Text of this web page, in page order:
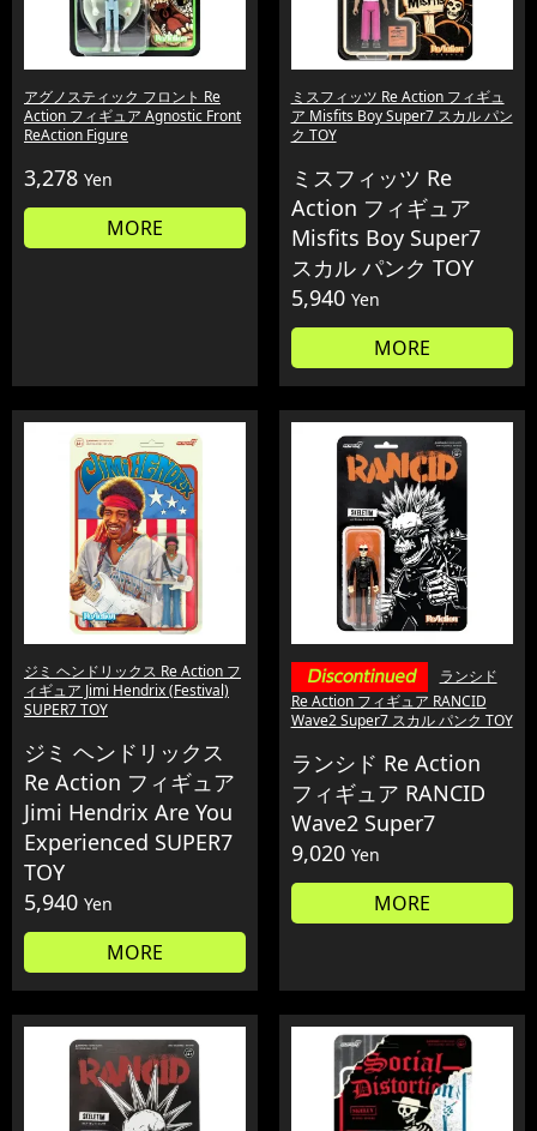
アグノスティック フロント Re
Action フィギュア Agnostic Front
ReAction Figure
3,278 Yen
MORE
ミスフィッツ Re Action フィギュ
ア Misfits Boy Super7 スカル パン
ク TOY
ミスフィッツ Re
Action フィギュア
Misfits Boy Super7
スカル パンク TOY
5,940 Yen
MORE
ジミ ヘンドリックス Re Action フ
ィギュア Jimi Hendrix (Festival)
SUPER7 TOY
ジミ ヘンドリックス
Re Action フィギュア
Jimi Hendrix Are You
Experienced SUPER7
TOY
5,940 Yen
MORE
ランシド
Re Action フィギュア RANCID
Wave2 Super7 スカル パンク TOY
ランシド Re Action
フィギュア RANCID
Wave2 Super7
9,020 Yen
MORE